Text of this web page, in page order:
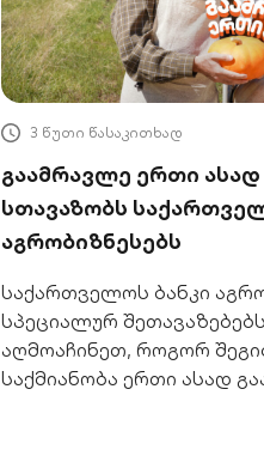
3 წუთი წასაკითხად
გაამრავლე ერთი
სთავაზობს
აგრობიზნესებს
საქართველოს ბანკი
სპეციალურ
აღმოაჩინეთ, როგორ
საქმიანობა ერთი ასად